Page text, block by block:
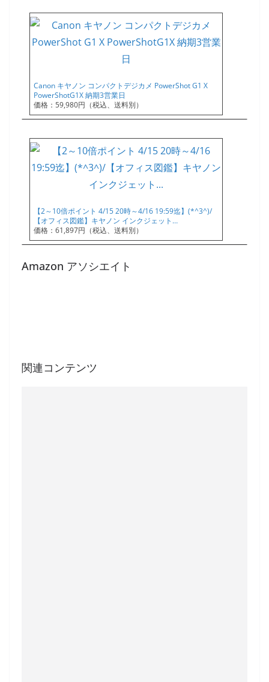
Canon キヤノン コンパクトデジカメ PowerShot G1 X
PowerShotG1X 納期3営業日
価格：59,980円（税込、送料別）
【2～10倍ポイント 4/15 20時～4/16 19:59迄】(*^3^)/
【オフィス図鑑】キヤノン インクジェット…
価格：61,897円（税込、送料別）
Amazon アソシエイト
関連コンテンツ